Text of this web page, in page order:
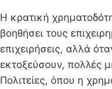
Η κρατική
βοηθήσει τους
επιχειρήσεις, αλλά
εκτοξεύσουν, πολλές
Πολιτείες, όπου η